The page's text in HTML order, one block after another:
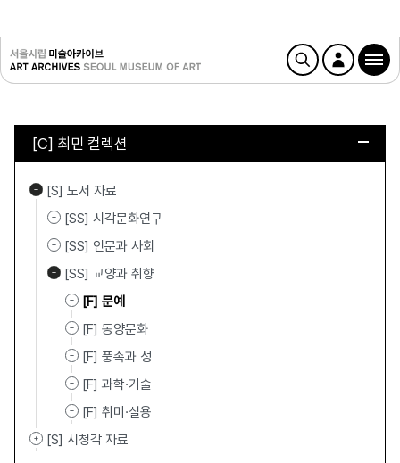
[C] 최민 컬렉션
[S] 도서 자료
[SS] 시각문화연구
[SS] 인문과 사회
[SS] 교양과 취향
[F] 문예
[F] 동양문화
[F] 풍속과 성
[F] 과학·기술
[F] 취미·실용
[S] 시청각 자료